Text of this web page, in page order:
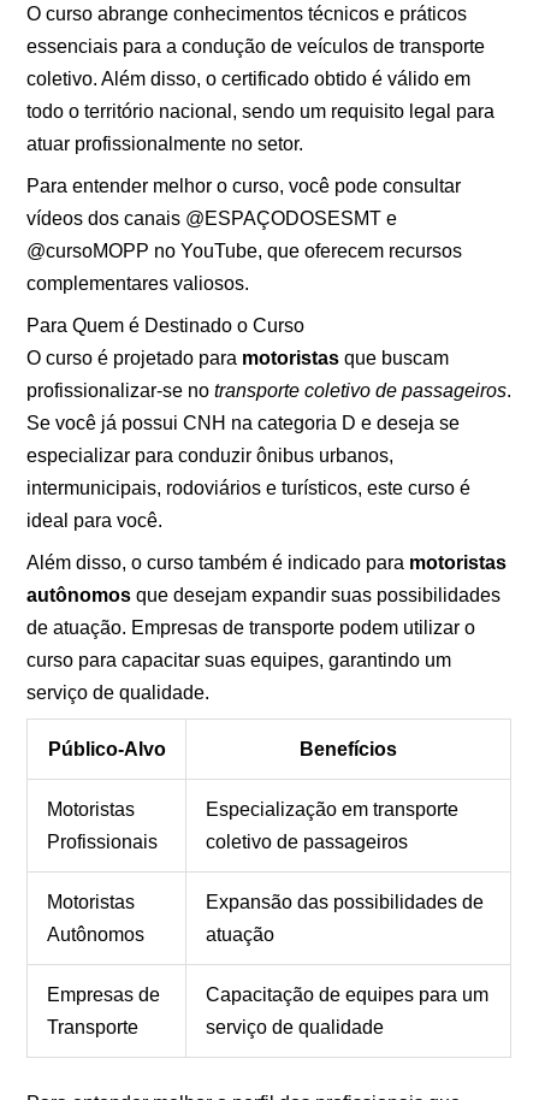
O curso abrange conhecimentos técnicos e práticos
essenciais para a condução de veículos de transporte
coletivo. Além disso, o certificado obtido é válido em
todo o território nacional, sendo um requisito legal para
atuar profissionalmente no setor.
Para entender melhor o curso, você pode consultar
vídeos dos canais @ESPAÇODOSESMT e
@cursoMOPP no YouTube, que oferecem recursos
complementares valiosos.
Para Quem é Destinado o Curso
O curso é projetado para motoristas que buscam
profissionalizar-se notransporte coletivo de passageiros.
Se você já possui CNH na categoria D e deseja se
especializar para conduzir ônibus urbanos,
intermunicipais, rodoviários e turísticos, este curso é
ideal para você.
Além disso, o curso também é indicado para motoristas
autônomos que desejam expandir suas possibilidades
de atuação. Empresas de transporte podem utilizar o
curso para capacitar suas equipes, garantindo um
serviço de qualidade.
Público-Alvo Benefícios
Motoristas
Profissionais
Especialização em transporte
coletivo de passageiros
Motoristas
Autônomos
Expansão das possibilidades de
atuação
Empresas de
Transporte
Capacitação de equipes para um
serviço de qualidade